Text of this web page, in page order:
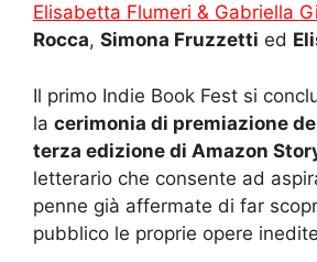
Elisabetta Flumeri & Gabriella
Rocca, Simona Fruzzetti ed
Il primo Indie Book Fest si
la cerimonia di premiazione
terza edizione di Amazon
letterario che consente ad
penne già affermate di far
pubblico le proprie opere